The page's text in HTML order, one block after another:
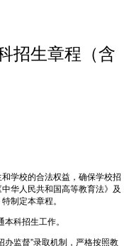
招生章程（含
学校的合法权益，确保学校招
华人民共和国高等教育法》及
制定本章程。
科招生工作。
监督”录取机制，严格按照教